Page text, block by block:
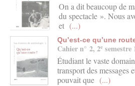
On a dit beaucoup de
du spectacle ». Nous
et (...)
Qu’est-ce qu’une
Cahier n° 2, 2e semestre
Étudiant le vaste
transport des messages
pouvait que (...)